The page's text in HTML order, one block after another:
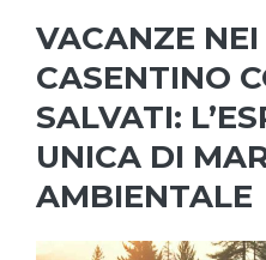
VACANZE
CASENTINO
SALVATI:
UNICA DI
AMBIENTALE